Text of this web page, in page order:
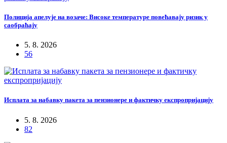
Полиција апелује на возаче: Високе температуре повећавају ризик у
саобраћају
5. 8. 2026
56
Исплата за набавку пакета за пензионере и фактичку експропријацију
5. 8. 2026
82